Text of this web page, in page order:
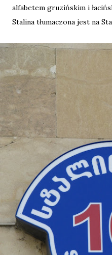
alfabetem gruzińskim i
Stalina tłumaczona jest na